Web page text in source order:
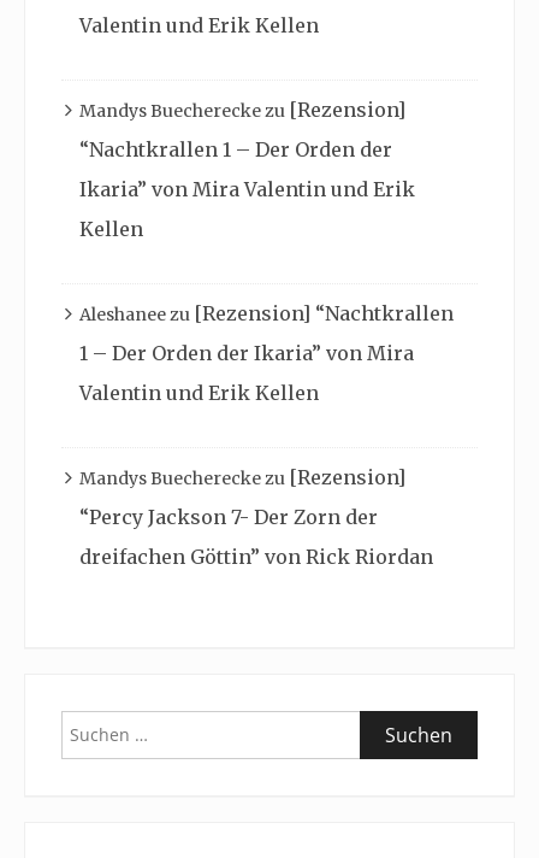
Valentin und Erik Kellen
Mandys Buechereckezu [Rezension]
“Nachtkrallen 1 – Der Orden der
Ikaria” von Mira Valentin und Erik
Kellen
Aleshaneezu [Rezension] “Nachtkrallen
1 – Der Orden der Ikaria” von Mira
Valentin und Erik Kellen
Mandys Buechereckezu [Rezension]
“Percy Jackson 7- Der Zorn der
dreifachen Göttin” von Rick Riordan
Suchen
nach: